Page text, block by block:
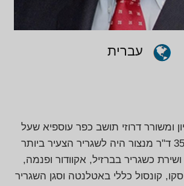
עברית
ומשורר דרוזי תושב כפר עוספיא שעל
הר הכרמל. בגיל 35 ד"ר מנצור היה לשגריר הצעיר ביותר
כשגריר בברזיל, אקוודור ופנמה,
קונסול כללי באטלנטה וסגן השגריר